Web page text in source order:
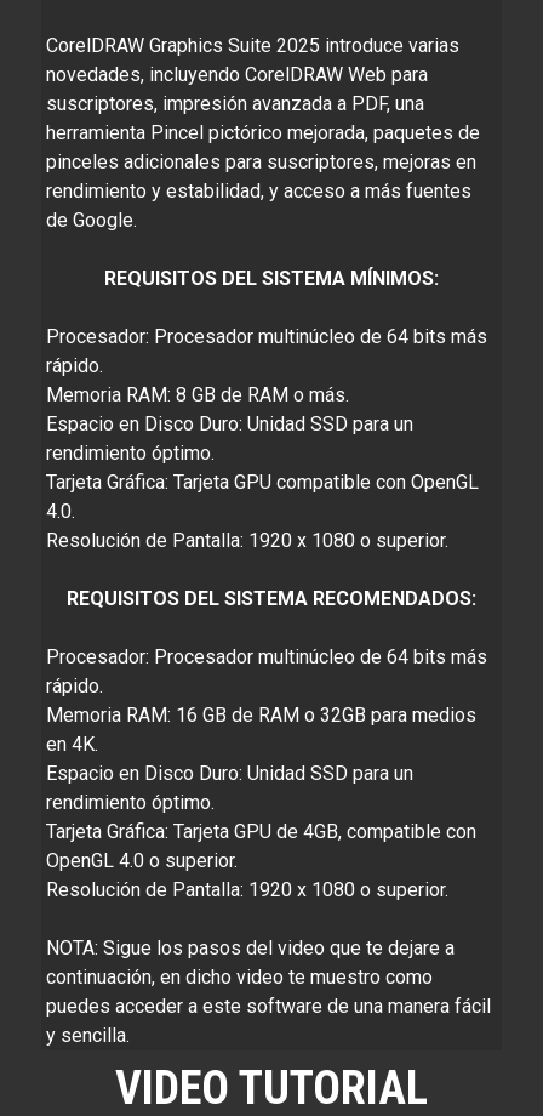
CorelDRAW Graphics Suite 2025 introduce varias
novedades, incluyendo CorelDRAW Web para
suscriptores, impresión avanzada a PDF, una
herramienta Pincel pictórico mejorada, paquetes de
pinceles adicionales para suscriptores, mejoras en
rendimiento y estabilidad, y acceso a más fuentes
de Google.
REQUISITOS DEL SISTEMA MÍNIMOS:
Procesador: Procesador multinúcleo de 64 bits más
rápido.
Memoria RAM: 8 GB de RAM o más.
Espacio en Disco Duro: Unidad SSD para un
rendimiento óptimo.
Tarjeta Gráfica: Tarjeta GPU compatible con OpenGL
4.0.
Resolución de Pantalla: 1920 x 1080 o superior.
REQUISITOS DEL SISTEMA RECOMENDADOS:
Procesador: Procesador multinúcleo de 64 bits más
rápido.
Memoria RAM: 16 GB de RAM o 32GB para medios
en 4K.
Espacio en Disco Duro: Unidad SSD para un
rendimiento óptimo.
Tarjeta Gráfica: Tarjeta GPU de 4GB, compatible con
OpenGL 4.0 o superior.
Resolución de Pantalla: 1920 x 1080 o superior.
NOTA: Sigue los pasos del video que te dejare a
continuación, en dicho video te muestro como
puedes acceder a este software de una manera fácil
y sencilla.
VIDEO TUTORIAL